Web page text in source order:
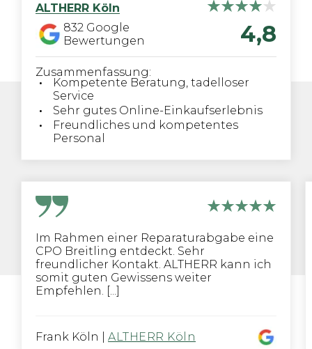
ALTHERR Köln
832 Google
Bewertungen
4,8
Zusammenfassung:
Kompetente Beratung, tadelloser
Service
Sehr gutes Online-Einkaufserlebnis
Freundliches und kompetentes
Personal
Im Rahmen einer Reparaturabgabe eine
CPO Breitling entdeckt. Sehr
freundlicher Kontakt. ALTHERR kann ich
somit guten Gewissens weiter
Empfehlen. [...]
Frank Köln ALTHERR Köln